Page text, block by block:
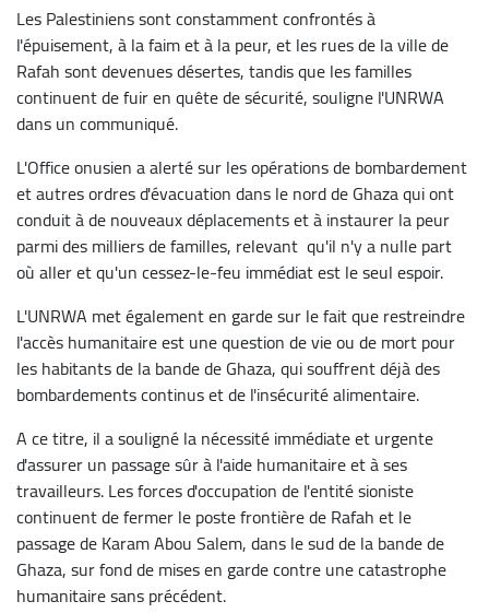
Les Palestiniens sont constamment confrontés à
l'épuisement, à la faim et à la peur, et les rues de la ville de
Rafah sont devenues désertes, tandis que les familles
continuent de fuir en quête de sécurité, souligne l'UNRWA
dans un communiqué.
L'Office onusien a alerté sur les opérations de bombardement
et autres ordres d'évacuation dans le nord de Ghaza qui ont
conduit à de nouveaux déplacements et à instaurer la peur
parmi des milliers de familles, relevant qu'il n'y a nulle part
où aller et qu'un cessez-le-feu immédiat est le seul espoir.
L'UNRWA met également en garde sur le fait que restreindre
l'accès humanitaire est une question de vie ou de mort pour
les habitants de la bande de Ghaza, qui souffrent déjà des
bombardements continus et de l'insécurité alimentaire.
A ce titre, il a souligné la nécessité immédiate et urgente
d'assurer un passage sûr à l'aide humanitaire et à ses
travailleurs. Les forces d'occupation de l'entité sioniste
continuent de fermer le poste frontière de Rafah et le
passage de Karam Abou Salem, dans le sud de la bande de
Ghaza, sur fond de mises en garde contre une catastrophe
humanitaire sans précédent.